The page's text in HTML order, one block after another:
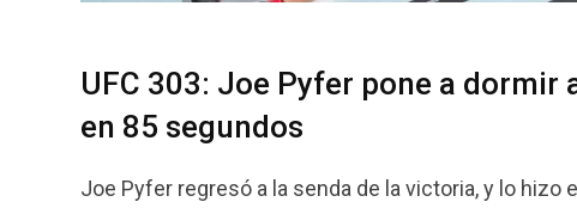
UFC 303: Joe Pyfer pone a
en 85 segundos
Joe Pyfer regresó a la senda de la victoria, y lo